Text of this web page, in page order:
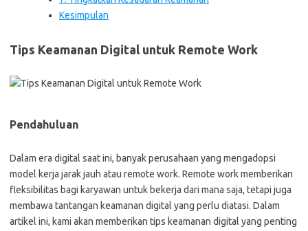
Kesimpulan
Tips Keamanan Digital untuk Remote Work
Pendahuluan
Dalam era digital saat ini, banyak perusahaan yang mengadopsi
model kerja jarak jauh atau remote work. Remote work memberikan
fleksibilitas bagi karyawan untuk bekerja dari mana saja, tetapi juga
membawa tantangan keamanan digital yang perlu diatasi. Dalam
artikel ini, kami akan memberikan tips keamanan digital yang penting